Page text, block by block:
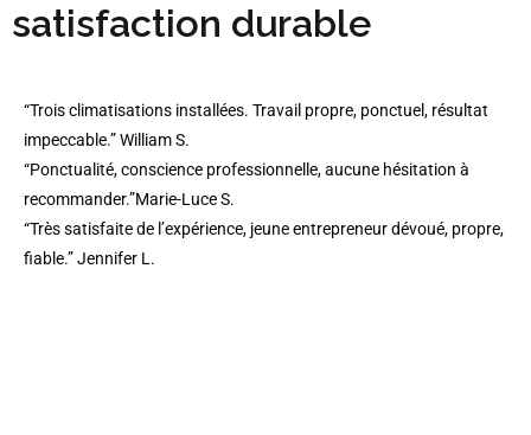
satisfaction durable
“Trois climatisations installées. Travail propre, ponctuel, résultat
impeccable.” William S.
“Ponctualité, conscience professionnelle, aucune hésitation à
recommander.”Marie-Luce S.
“Très satisfaite de l’expérience, jeune entrepreneur dévoué, propre,
fiable.” Jennifer L.